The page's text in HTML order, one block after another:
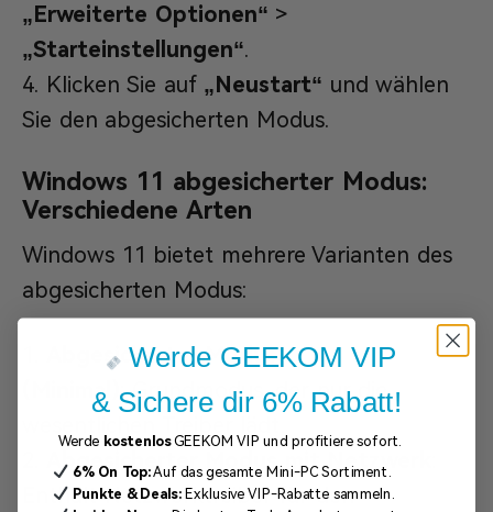
„Erweiterte Optionen“ >
„Starteinstellungen“.
Klicken Sie auf „Neustart“ und wählen
Sie den abgesicherten Modus.
Windows 11 abgesicherter Modus:
Verschiedene Arten
Windows 11 bietet mehrere Varianten des
abgesicherten Modus:
Abgesicherter Modus
(Minimal) : Grundmodus, der nur die
Abgesicherter Modus mit Netzwerk
Enthält Netzwerktreiber für den
Werde GEEKOM VIP
& Sichere dir 6% Rabatt!
Werde kostenlosGEEKOM VIP und profitiere sofort.
6% On Top:Auf das gesamte Mini-PC Sortiment.
Punkte & Deals:Exklusive VIP-Rabatte sammeln.